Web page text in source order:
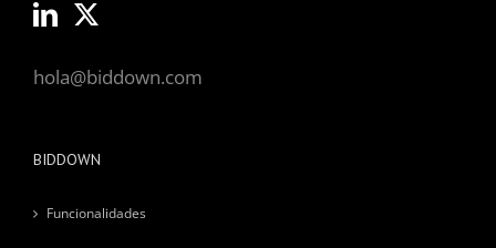
hola@biddown.com
BIDDOWN
Funcionalidades